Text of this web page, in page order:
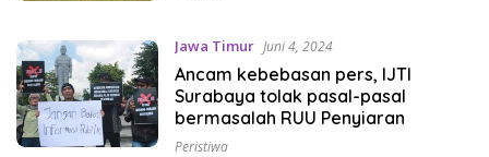
Jawa Timur Juni 4, 2024
Ancam kebebasan pers, IJTI
Surabaya tolak pasal-pasal
bermasalah RUU Penyiaran
Peristiwa